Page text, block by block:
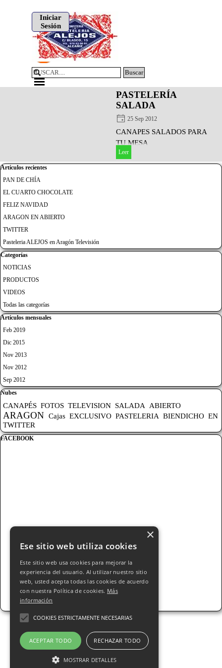
Iniciar
Sesión
Buscar
Saltar menú
PASTELERÍA
SALADA
25 Sep 2012
CANAPES SALADOS PARA
TU MESA
Leer
Saltar el bloque Artículos recientes
Artículos recientes
PAN DE CHÍA
EL CUARTO CHOCOLATE
FELIZ NAVIDAD
ARAGON EN ABIERTO
TWITTER
Pasteleria ALEJOS en Aragón Televisión
Saltar el bloque Categorías
Categorías
NOTICIAS
PRODUCTOS
VIDEOS
Todas las categorías
Saltar el bloque Artículos mensuales
Artículos mensuales
Feb 2019
Dic 2015
Nov 2013
Nov 2012
Sep 2012
Saltar el bloque Nubes
Nubes
CANAPÉS FOTOS TELEVISION SALADA ABIERTO
ARAGON Cajas EXCLUSIVO PASTELERIA BIENDICHO EN
TWITTER
Saltar el bloque FACEBOOK
FACEBOOK
© 2025 Pastelería ALEJOS s.l.. Todos los
derechos Reservados - Todos nuestros precios
×
Ese sitio web utiliza cookies
Este sitio web usa cookies para mejorar la
experiencia del usuario. Al utilizar nuestro sitio
web, usted acepta todas las cookies de acuerdo
con nuestra Política de cookies. Más
información
COOKIES ESTRICTAMENTE NECESARIAS
ACEPTAR TODO RECHAZAR TODO
MOSTRAR DETALLES